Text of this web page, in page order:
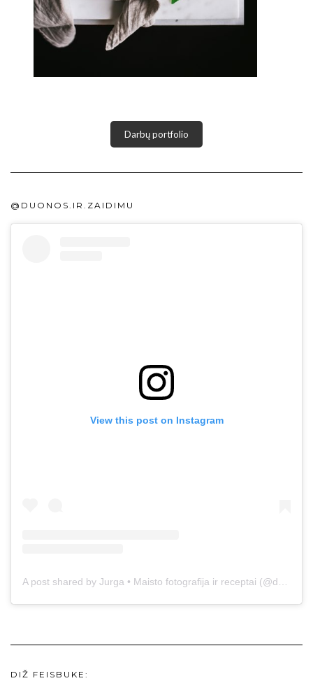
Darbų portfolio
@DUONOS.IR.ZAIDIMU
View this post on Instagram
DIŽ FEISBUKE: